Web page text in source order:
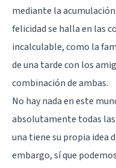
mediante la
felicidad se halla en las
incalculable, como la
de una tarde con los
combinación de ambas.
No hay nada en este
absolutamente todas las
una tiene su propia idea
embargo, sí que